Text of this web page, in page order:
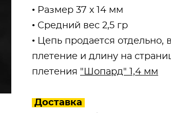
• Размер 37 х 14 мм
• Средний вес 2,5 гр
• Цепь продается отдельно,
плетение и длину на
плетения "Шопард" 1,4 мм
Доставка